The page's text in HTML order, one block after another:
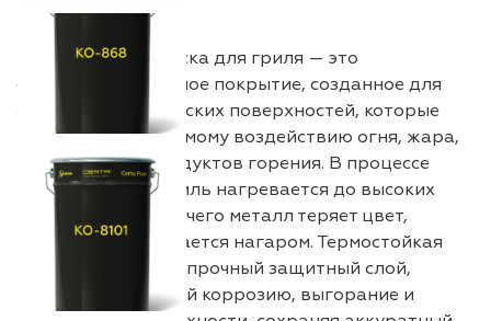
Термостойкая краска для гриля — это
специализированное покрытие, созданное для
защиты металлических поверхностей, которые
подвергаются прямому воздействию огня, жара,
жира, влаги и продуктов горения. В процессе
использования гриль нагревается до высоких
температур, из-за чего металл теряет цвет,
ржавеет и покрывается нагаром. Термостойкая
краска формирует прочный защитный слой,
предотвращающий коррозию, выгорание и